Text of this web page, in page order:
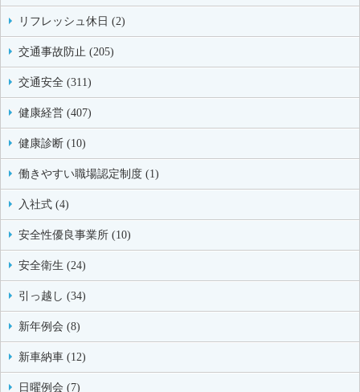
リフレッシュ休日 (2)
交通事故防止 (205)
交通安全 (311)
健康経営 (407)
健康診断 (10)
働きやすい職場認定制度 (1)
入社式 (4)
安全性優良事業所 (10)
安全衛生 (24)
引っ越し (34)
新年例会 (8)
新車納車 (12)
日曜例会 (7)